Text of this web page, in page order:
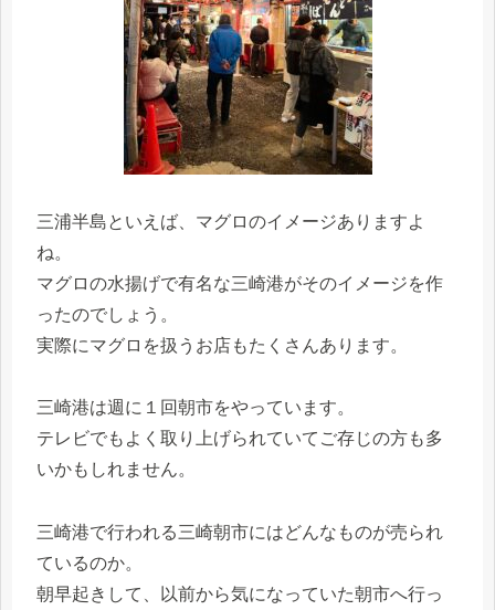
三浦半島といえば、マグロのイメージありますよ
ね。
マグロの水揚げで有名な三崎港がそのイメージを作
ったのでしょう。
実際にマグロを扱うお店もたくさんあります。
三崎港は週に１回朝市をやっています。
テレビでもよく取り上げられていてご存じの方も多
いかもしれません。
三崎港で行われる三崎朝市にはどんなものが売られ
ているのか。
朝早起きして、以前から気になっていた朝市へ行っ